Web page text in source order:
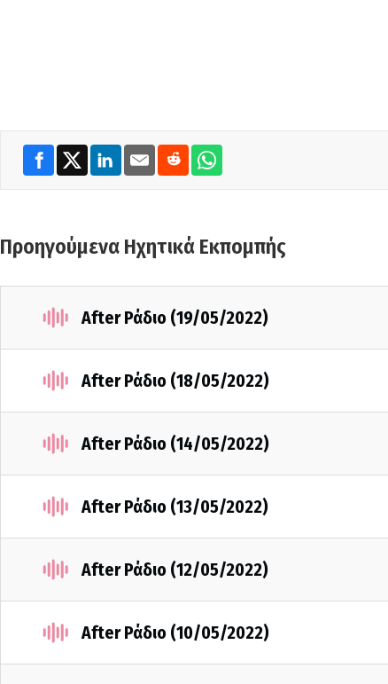
Προηγούμενα Ηχητικά Εκπομπής
After Ράδιο (19/05/2022)
After Ράδιο (18/05/2022)
After Ράδιο (14/05/2022)
After Ράδιο (13/05/2022)
After Ράδιο (12/05/2022)
After Ράδιο (10/05/2022)